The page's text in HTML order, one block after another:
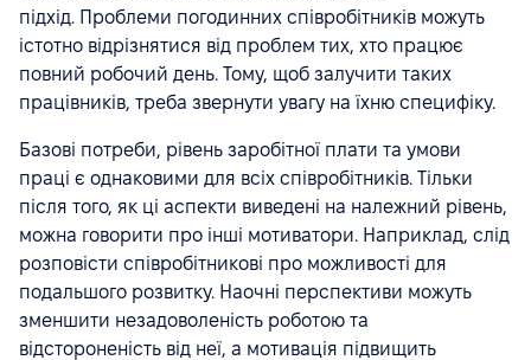
підхід. Проблеми погодинних співробітників можуть
істотно відрізнятися від проблем тих, хто працює
повний робочий день. Тому, щоб залучити таких
працівників, треба звернути увагу на їхню специфіку.
Базові потреби, рівень заробітної плати та умови
праці є однаковими для всіх співробітників. Тільки
після того, як ці аспекти виведені на належний рівень,
можна говорити про інші мотиватори. Наприклад, слід
розповісти співробітникові про можливості для
подальшого розвитку. Наочні перспективи можуть
зменшити незадоволеність роботою та
відстороненість від неї, а мотивація підвищить